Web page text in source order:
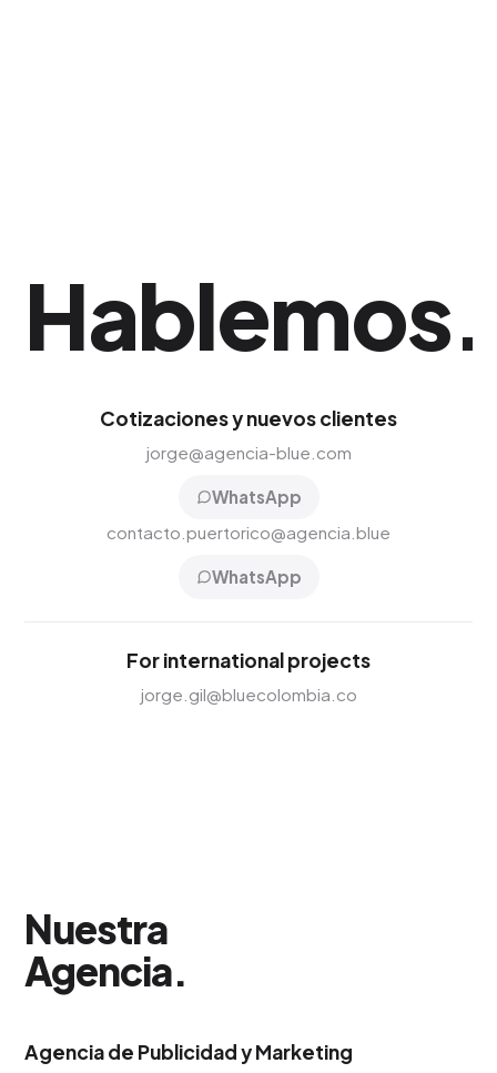
Hablemos.
Cotizaciones y nuevos clientes
jorge@agencia-blue.com
WhatsApp
contacto.puertorico@agencia.blue
WhatsApp
For international projects
jorge.gil@bluecolombia.co
Nuestra
Agencia.
Agencia de Publicidad y Marketing